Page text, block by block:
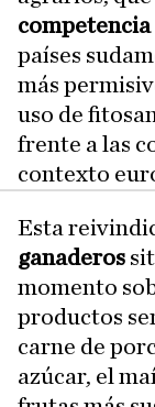
competencia
países
más
uso de
frente a las
contexto
Esta
ganaderos
momento
productos
carne de
azúcar, el